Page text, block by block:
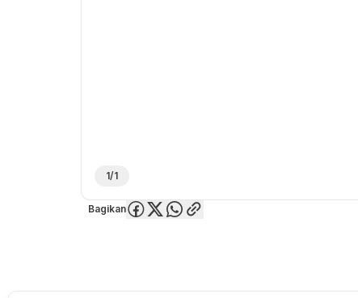
1/1
Bagikan